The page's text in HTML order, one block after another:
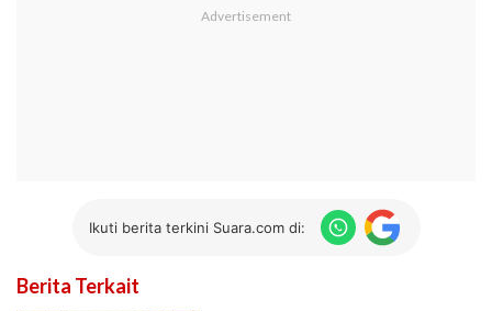
Ikuti berita terkini Suara.com di:
Berita Terkait